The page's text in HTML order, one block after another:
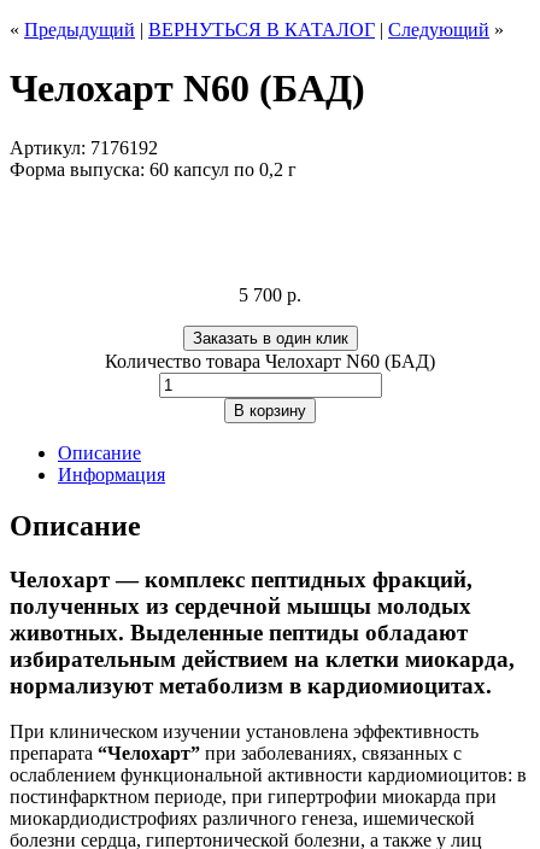
« Предыдущий | ВЕРНУТЬСЯ В КАТАЛОГ | Следующий »
Челохарт N60 (БАД)
Артикул: 7176192
Форма выпуска: 60 капсул по 0,2 г
5 700 р.
Заказать в один клик
Количество товара Челохарт N60 (БАД)
В корзину
Описание
Информация
Описание
Челохарт — комплекс пептидных фракций,
полученных из сердечной мышцы молодых
животных. Выделенные пептиды обладают
избирательным действием на клетки миокарда,
нормализуют метаболизм в кардиомиоцитах.
При клиническом изучении установлена эффективность
препарата “Челохарт” при заболеваниях, связанных с
ослаблением функциональной активности кардиомиоцитов: в
постинфарктном периоде, при гипертрофии миокарда при
миокардиодистрофиях различного генеза, ишемической
болезни сердца, гипертонической болезни, а также у лиц